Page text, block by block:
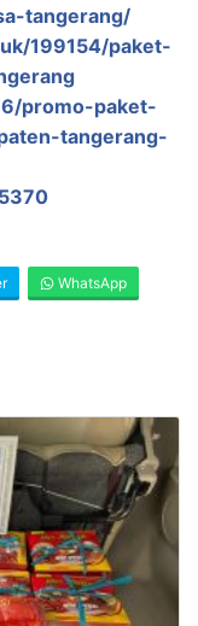
tangerang/
199154/paket-
promo-paket-
tangerang-
WhatsApp